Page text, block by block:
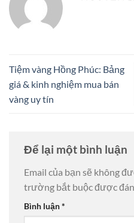
Tiệm vàng Hồng Phúc: Bảng
giá & kinh nghiệm mua bán
vàng uy tín
Để lại một bình luận
Email của bạn sẽ không
trường bắt buộc được
Bình luận*